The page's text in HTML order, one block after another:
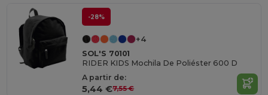
-28%
+4
SOL'S 70101
RIDER KIDS Mochila De Poliéster 600 D
A partir de:
5,44 €7,55 €